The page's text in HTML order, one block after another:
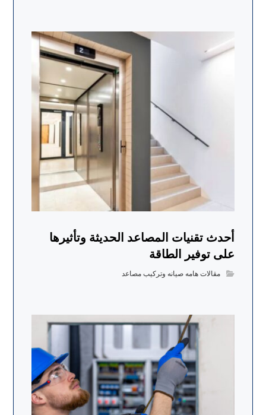
أحدث تقنيات المصاعد الحديثة وتأثيرها
على توفير الطاقة
مقالات هامه صيانه وتركيب مصاعد